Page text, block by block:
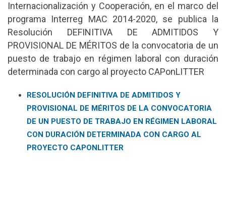
Internacionalización y Cooperación, en el marco del
programa Interreg MAC 2014-2020, se publica la
Resolución DEFINITIVA DE ADMITIDOS Y
PROVISIONAL DE MÉRITOS de la convocatoria de un
puesto de trabajo en régimen laboral con duración
determinada con cargo al proyecto CAPonLITTER
RESOLUCIÓN DEFINITIVA DE ADMITIDOS Y
PROVISIONAL DE MÉRITOS DE LA CONVOCATORIA
DE UN PUESTO DE TRABAJO EN RÉGIMEN LABORAL
CON DURACIÓN DETERMINADA CON CARGO AL
PROYECTO CAPONLITTER